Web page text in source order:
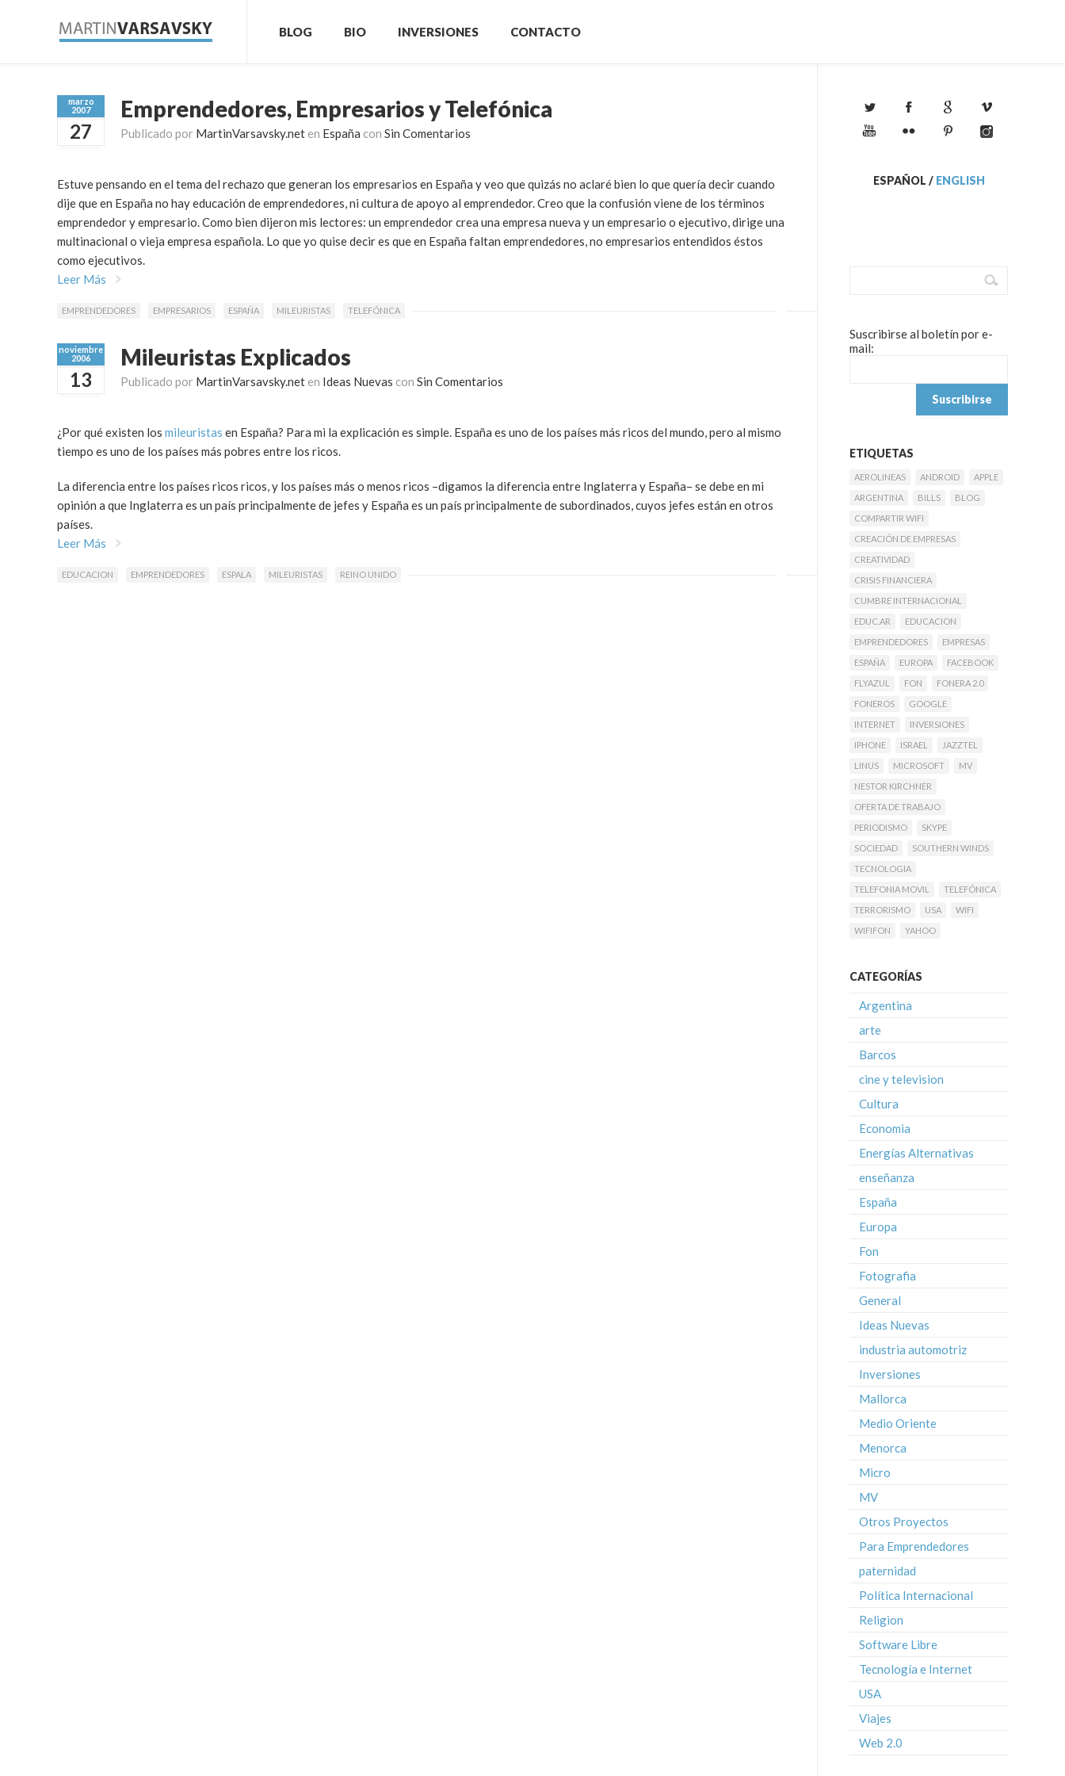
BLOG BIO INVERSIONES CONTACTO
marzo
2007
27
Emprendedores, Empresarios y Telefónica
Publicado por MartinVarsavsky.net en España con Sin Comentarios
Estuve pensando en el tema del rechazo que generan los empresarios en España y veo que quizás no aclaré bien lo que quería decir cuando
dije que en España no hay educación de emprendedores, ni cultura de apoyo al emprendedor. Creo que la confusión viene de los términos
emprendedor y empresario. Como bien dijeron mis lectores: un emprendedor crea una empresa nueva y un empresario o ejecutivo, dirige una
multinacional o vieja empresa española. Lo que yo quise decir es que en España faltan emprendedores, no empresarios entendidos éstos
como ejecutivos.
Leer Más
EMPRENDEDORES EMPRESARIOS ESPAÑA MILEURISTAS TELEFÓNICA
noviembre
2006
13
Mileuristas Explicados
Publicado por MartinVarsavsky.net en Ideas Nuevas con Sin Comentarios
¿Por qué existen los mileuristas en España? Para mi la explicación es simple. España es uno de los países más ricos del mundo, pero al mismo
tiempo es uno de los países más pobres entre los ricos.
La diferencia entre los países ricos ricos, y los países más o menos ricos –digamos la diferencia entre Inglaterra y España– se debe en mi
opinión a que Inglaterra es un país principalmente de jefes y España es un país principalmente de subordinados, cuyos jefes están en otros
países.
Leer Más
EDUCACION EMPRENDEDORES ESPALA MILEURISTAS REINO UNIDO
ESPAÑOL / ENGLISH
Suscribirse al boletín por e-
mail:
ETIQUETAS
AEROLINEAS ANDROID
APPLE
ARGENTINA
BILLS
BLOG
COMPARTIR WIFI
CREACIÓN DE EMPRESAS
CREATIVIDAD
CRISIS FINANCIERA
CUMBRE INTERNACIONAL
EDUC.AR
EDUCACION
EMPRENDEDORES
EMPRESAS
ESPAÑA
EUROPA
FACEBOOK
FLYAZUL
FON
FONERA 2.0
FONEROS
GOOGLE
INTERNET
INVERSIONES
IPHONE
ISRAEL
JAZZTEL
LINUS
MICROSOFT
MV
NESTOR KIRCHNER
OFERTA DE TRABAJO
PERIODISMO
SKYPE
SOCIEDAD
SOUTHERN WINDS
TECNOLOGIA
TELEFONIA MOVIL
TELEFÓNICA
TERRORISMO
USA
WIFI
WIFIFON
YAHOO
CATEGORÍAS
Argentina
arte
Barcos
cine y television
Cultura
Economia
Energías Alternativas
enseñanza
España
Europa
Fon
Fotografia
General
Ideas Nuevas
industria automotriz
Inversiones
Mallorca
Medio Oriente
Menorca
Micro
MV
Otros Proyectos
Para Emprendedores
paternidad
Política Internacional
Religion
Software Libre
Tecnología e Internet
USA
Viajes
Web 2.0